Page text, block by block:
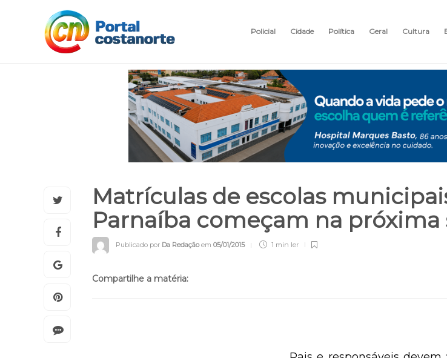
Policial Cidade Política Geral Cultura
Matrículas de escolas
Parnaíba começam na próxima
Publicado por Da Redaçãoem 05/01/2015 1 min ler
Compartilhe a matéria: